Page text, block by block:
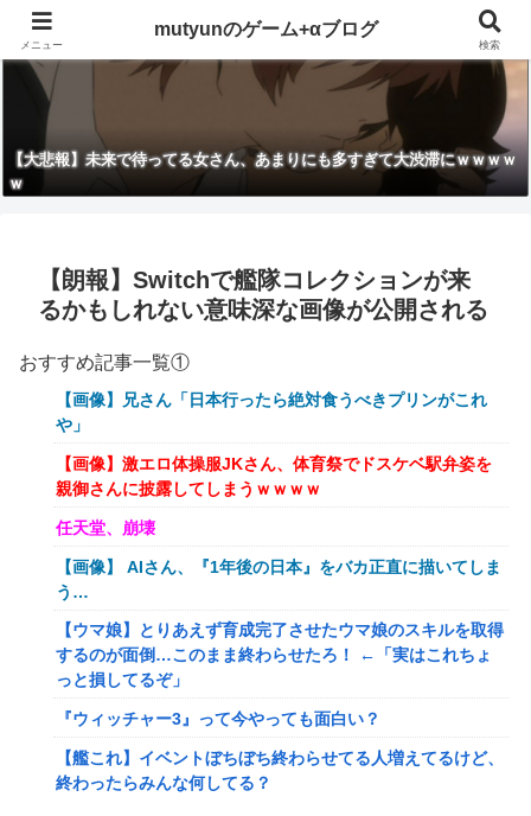
【大悲報】未来で待ってる女さん、あまりにも多すぎて大渋滞にｗｗｗｗ
ｗ
【朗報】Switchで艦隊コレクションが来
るかもしれない意味深な画像が公開される
おすすめ記事一覧①
【画像】兄さん「日本行ったら絶対食うべきプリンがこれ
や」
【画像】激エロ体操服JKさん、体育祭でドスケベ駅弁姿を
親御さんに披露してしまうｗｗｗｗ
任天堂、崩壊
【画像】 AIさん、『1年後の日本』をバカ正直に描いてしま
う…
【ウマ娘】とりあえず育成完了させたウマ娘のスキルを取得
するのが面倒…このまま終わらせたろ！ ←「実はこれちょ
っと損してるぞ」
『ウィッチャー3』って今やっても面白い？
【艦これ】イベントぼちぼち終わらせてる人増えてるけど、
終わったらみんな何してる？
メニュー
mutyunのゲーム+αブログ
検索